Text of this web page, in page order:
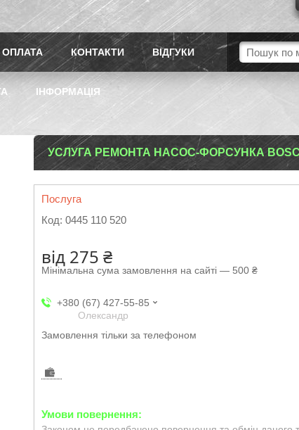
ОПЛАТА КОНТАКТИ ВІДГУКИ
ІНФОРМАЦІЯ
УСЛУГА РЕМОНТА НАСОС-ФОРСУНКА
Послуга
Код: 0445 110 520
від 275 ₴
Мінімальна сума замовлення на сайті — 500 ₴
+380 (67) 427-55-85
Олександр
Замовлення тільки за телефоном